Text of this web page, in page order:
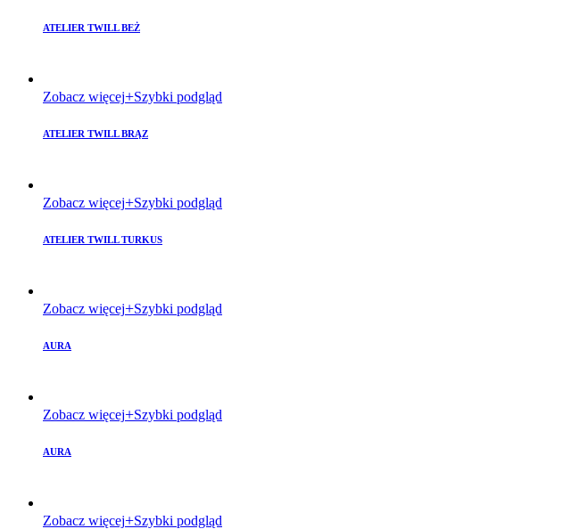
ATELIER TWILL BEŻ
Zobacz więcej Szybki podgląd
ATELIER TWILL BRĄZ
Zobacz więcej Szybki podgląd
ATELIER TWILL TURKUS
Zobacz więcej Szybki podgląd
AURA
Zobacz więcej Szybki podgląd
AURA
Zobacz więcej Szybki podgląd